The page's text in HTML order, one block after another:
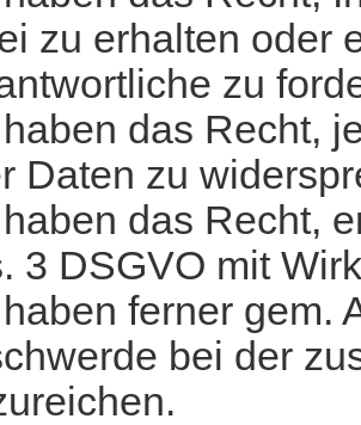
zu erhalten oder
zu
das Recht,
Daten zu
das Recht,
3 DSGVO mit
ferner gem.
bei der